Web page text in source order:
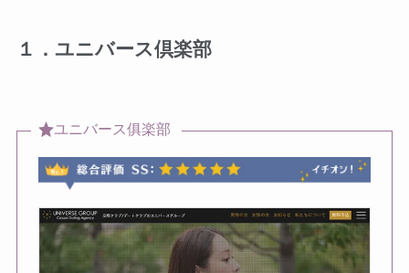
１．ユニバース倶楽部
ユニバース俱楽部